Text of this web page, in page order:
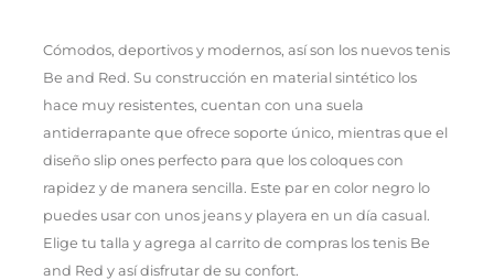
Cómodos, deportivos y modernos, así son los nuevos tenis
Be and Red. Su construcción en material sintético los
hace muy resistentes, cuentan con una suela
antiderrapante que ofrece soporte único, mientras que el
diseño slip ones perfecto para que los coloques con
rapidez y de manera sencilla. Este par en color negro lo
puedes usar con unos jeans y playera en un día casual.
Elige tu talla y agrega al carrito de compras los tenis Be
and Red y así disfrutar de su confort.